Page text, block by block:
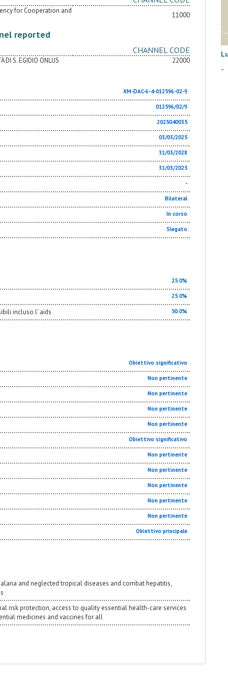
-
for Cooperation and
11000
reported
CHANNEL CODE
DI S. EGIDIO ONLUS 22000
XM-DAC-6-4-012596-02-9
012596/02/9
2025040035
03/03/2025
31/03/2028
31/03/2025
-
Bilateral
In corso
Slegato
25.0%
25.0%
incluso l' aids 50.0%
Obiettivo significativo
Non pertinente
Non pertinente
Non pertinente
Non pertinente
Obiettivo significativo
Non pertinente
Non pertinente
Non pertinente
Non pertinente
Non pertinente
Obiettivo principale
and neglected tropical diseases and combat hepatitis,
risk protection, access to quality essential health-care services
medicines and vaccines for all